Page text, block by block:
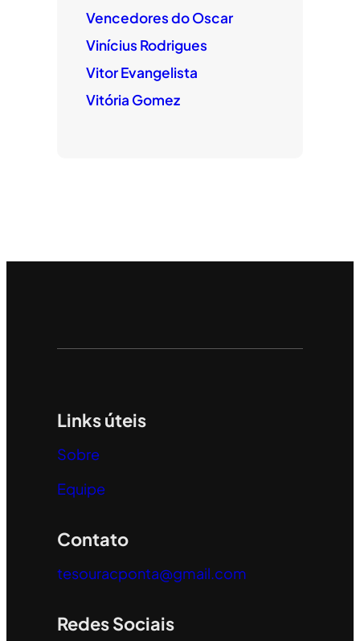
Vencedores do Oscar
Vinícius Rodrigues
Vitor Evangelista
Vitória Gomez
Links úteis
Sobre
Equipe
Contato
tesouracponta@gmail.com
Redes Sociais